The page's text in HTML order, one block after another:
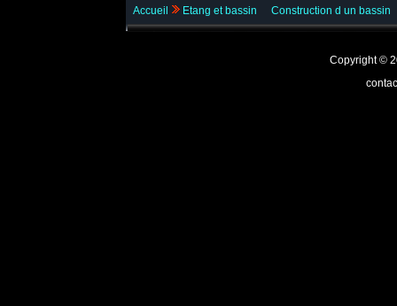
Accueil Etang et bassin Construction d un bassin
Copyright ©